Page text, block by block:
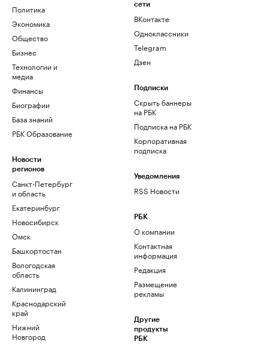
Политика
Экономика
Общество
Бизнес
Технологии и
медиа
Финансы
Биографии
База знаний
РБК Образование
Новости
регионов
Санкт-Петербург
и область
Екатеринбург
Новосибирск
Омск
Башкортостан
Вологодская
область
Калининград
Краснодарский
край
Нижний
Новгород
сети
ВКонтакте
Одноклассники
Telegram
Дзен
Подписки
Скрыть баннеры
на РБК
Подписка на РБК
Корпоративная
подписка
Уведомления
RSS Новости
РБК
О компании
Контактная
информация
Редакция
Размещение
рекламы
Другие
продукты
РБК